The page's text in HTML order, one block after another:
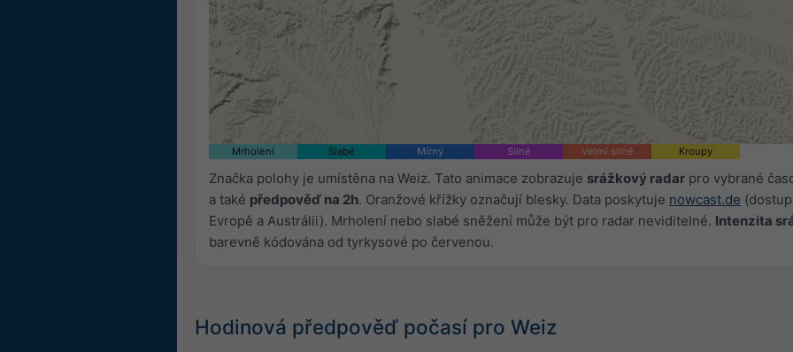
Mrholení Slabé Mírný Silné Velmi silné Kroupy
Značka polohy je umístěna na Weiz. Tato animace zobrazuje srážkový radar pro vybrané
a také předpověď na 2h. Oranžové křížky označují blesky. Data poskytuje nowcast.de
Evropě a Austrálii). Mrholení nebo slabé sněžení může být pro radar neviditelné. Intenzita
barevně kódována od tyrkysové po červenou.
Hodinová předpověď počasí pro Weiz